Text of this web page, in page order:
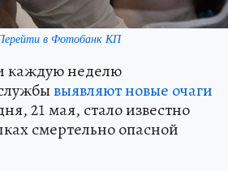
в Фотобанк КП
каждую неделю
выявляют новые очаги
21 мая, стало известно
смертельно опасной